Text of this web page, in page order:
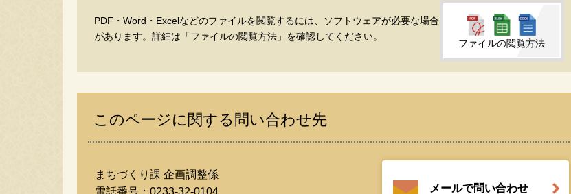
PDF・Word・Excelなどのファイルを閲覧するには、ソフトウェアが必要な場合
があります。詳細は「ファイルの閲覧方法」を確認してください。
ファイルの閲覧方法
このページに関する問い合わせ先
まちづくり課 企画調整係
電話番号： 0233-32-0104 メールで問い合わせ